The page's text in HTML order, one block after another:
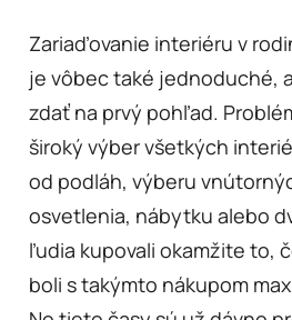
Zariaďovanie interiéru v
je vôbec také jednoduché,
zdať na prvý pohľad.
široký výber všetkých
od podláh, výberu
osvetlenia, nábytku alebo
ľudia kupovali okamžite to,
boli s takýmto nákupom